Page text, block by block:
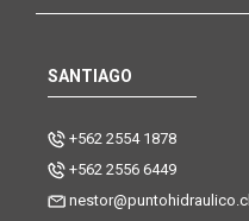
SANTIAGO
+562 2554 1878
+562 2556 6449
nestor@puntohidraulico.cl